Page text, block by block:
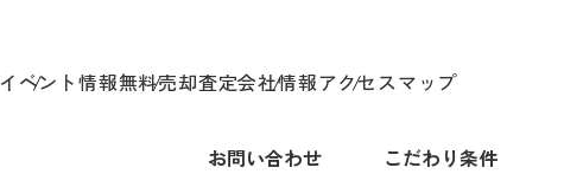
イベント情報無料売却査定会社情報アクセスマップ
お問い合わせ こだわり条件